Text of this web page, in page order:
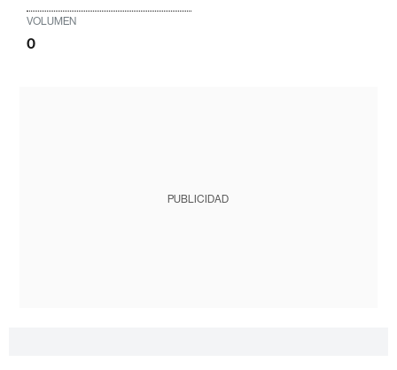
VOLUMEN
0
PUBLICIDAD